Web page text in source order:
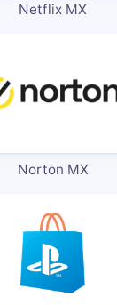
Netflix MX
Norton MX